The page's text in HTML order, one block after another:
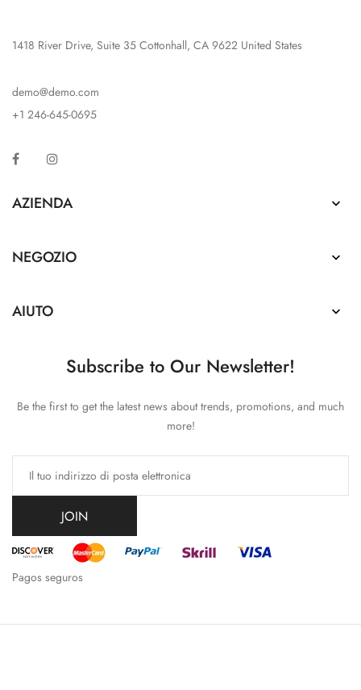
1418 River Drive, Suite 35 Cottonhall, CA 9622 United States
demo@demo.com
+1 246-645-0695
Facebook
AZIENDA 
NEGOZIO 
AIUTO 
Subscribe to Our Newsletter!
Be the first to get the latest news about trends, promotions, and much
more!
JOIN
Pagos seguros